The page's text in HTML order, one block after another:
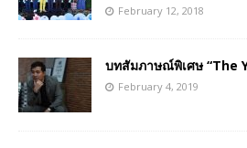
February 12, 2018
บทสัมภาษณ์พิเศษ “The
February 4, 2019